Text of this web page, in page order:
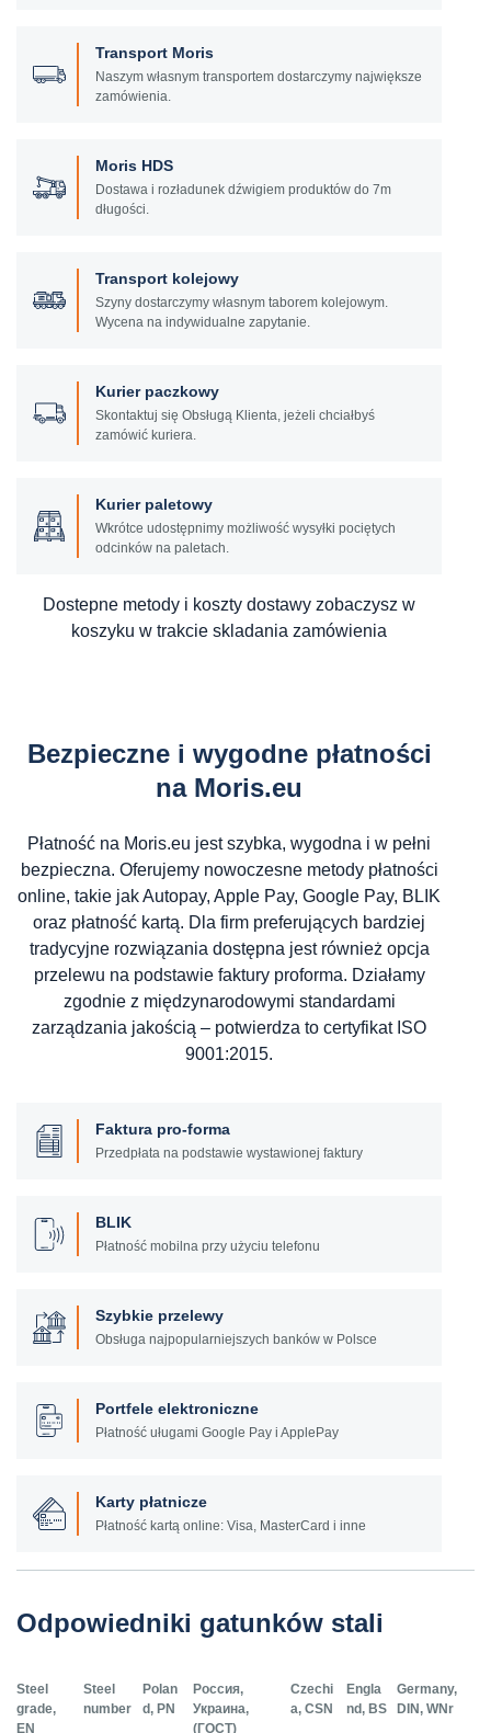
Transport Moris
Naszym własnym transportem dostarczymy największe
zamówienia.
Moris HDS
Dostawa i rozładunek dźwigiem produktów do 7m
długości.
Transport kolejowy
Szyny dostarczymy własnym taborem kolejowym.
Wycena na indywidualne zapytanie.
Kurier paczkowy
Skontaktuj się Obsługą Klienta, jeżeli chciałbyś
zamówić kuriera.
Kurier paletowy
Wkrótce udostępnimy możliwość wysyłki pociętych
odcinków na paletach.
Dostepne metody i koszty dostawy zobaczysz w
koszyku w trakcie skladania zamówienia
Bezpieczne i wygodne płatności
na Moris.eu
Płatność na Moris.eu jest szybka, wygodna i w pełni
bezpieczna. Oferujemy nowoczesne metody płatności
online, takie jak Autopay, Apple Pay, Google Pay, BLIK
oraz płatność kartą. Dla firm preferujących bardziej
tradycyjne rozwiązania dostępna jest również opcja
przelewu na podstawie faktury proforma. Działamy
zgodnie z międzynarodowymi standardami
zarządzania jakością – potwierdza to certyfikat ISO
9001:2015.
Faktura pro-forma
Przedpłata na podstawie wystawionej faktury
BLIK
Płatność mobilna przy użyciu telefonu
Szybkie przelewy
Obsługa najpopularniejszych banków w Polsce
Portfele elektroniczne
Płatność uługami Google Pay i ApplePay
Karty płatnicze
Płatność kartą online: Visa, MasterCard i inne
Odpowiedniki gatunków stali
Steel
grade,
EN
Steel
number
Polan
d, PN
Россия,
Украина,
(ГОСТ)
Czechi
a, CSN
Engla
nd, BS
Germany,
DIN, WNr